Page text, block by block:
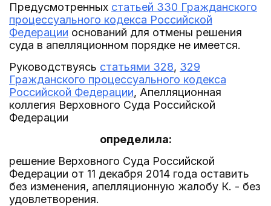
Предусмотренных статьей 330 Гражданского
процессуального кодекса Российской
Федерации оснований для отмены решения
суда в апелляционном порядке не имеется.
Руководствуясь статьями 328, 329
Гражданского процессуального кодекса
Российской Федерации, Апелляционная
коллегия Верховного Суда Российской
Федерации
определила:
решение Верховного Суда Российской
Федерации от 11 декабря 2014 года оставить
без изменения, апелляционную жалобу К. - без
удовлетворения.